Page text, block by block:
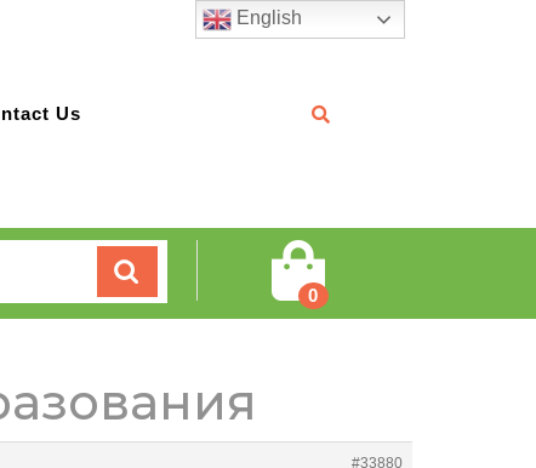
Us
0
#33880
English